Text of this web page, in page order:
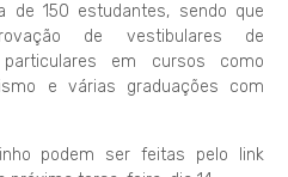
de 150 estudantes, sendo que
de vestibulares de
em cursos como
e várias graduações com
podem ser feitas pelo link